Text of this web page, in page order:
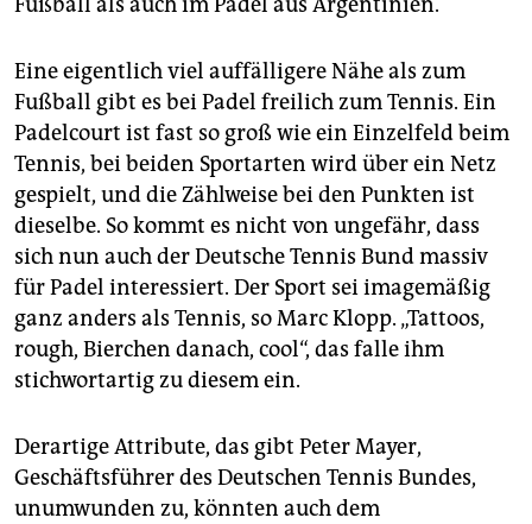
Eine eigentlich viel auffälligere Nähe als zum
Fußball gibt es bei Padel freilich zum Tennis. Ein
Padelcourt ist fast so groß wie ein Einzelfeld beim
Tennis, bei beiden Sportarten wird über ein Netz
gespielt, und die Zählweise bei den Punkten ist
dieselbe. So kommt es nicht von ungefähr, dass
sich nun auch der Deutsche Tennis Bund massiv
für Padel interessiert. Der Sport sei imagemäßig
ganz anders als Tennis, so Marc Klopp. „Tattoos,
rough, Bierchen danach, cool“, das falle ihm
stichwortartig zu diesem ein.
Derartige Attribute, das gibt Peter Mayer,
Geschäftsführer des Deutschen Tennis Bundes,
unumwunden zu, könnten auch dem